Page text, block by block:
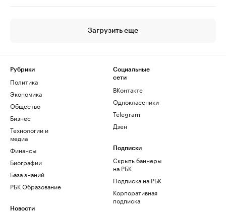
Загрузить еще
Рубрики
Политика
Экономика
Общество
Бизнес
Технологии и
медиа
Финансы
Биографии
База знаний
РБК Образование
Новости
Социальные
сети
ВКонтакте
Одноклассники
Telegram
Дзен
Подписки
Скрыть баннеры
на РБК
Подписка на РБК
Корпоративная
подписка